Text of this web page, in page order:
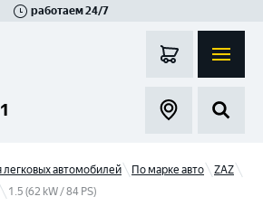
работаем 24/7
легковых автомобилей По марке авто
ZAZ
1.5 (62 kW / 84 PS)